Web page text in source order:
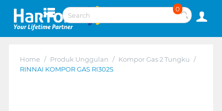
0
Home / Produk Unggulan / Kompor Gas 2 Tungku /
RINNAI KOMPOR GAS RI302S